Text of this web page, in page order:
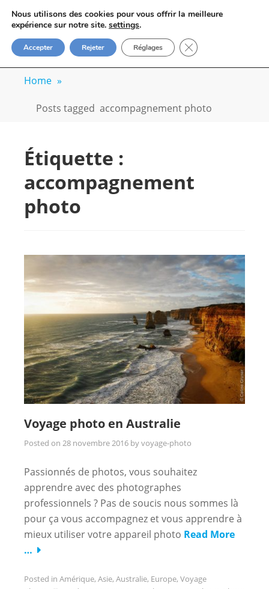
content
VOYAGE-PHOTO
Apprenez la photo avec un photographe
professionnel
Home »
Posts tagged accompagnement photo
Étiquette :
accompagnement
photo
Voyage photo en Australie
Posted on 28 novembre 2016 byvoyage-photo
Passionnés de photos, vous souhaitez
apprendre avec des photographes
professionnels ? Pas de soucis nous sommes là
pour ça vous accompagnez et vous apprendre à
mieux utiliser votre appareil photo Read More
…
Posted in Amérique, Asie, Australie, Europe, Voyage
Nous utilisons des cookies pour vous offrir la meilleure
expérience sur notre site. settings.
Accepter Rejeter Réglages FERMER LA